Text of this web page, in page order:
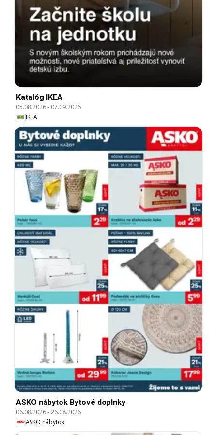
Katalóg IKEA
05.08.2026- 07.09.2026
IKEA
ASKO nábytok Bytové doplnky
06.08.2026-26.08.2026
ASKO nábytok